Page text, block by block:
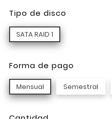
Tipo de disco
SATA RAID 1
Forma de pago
Mensual Semestral